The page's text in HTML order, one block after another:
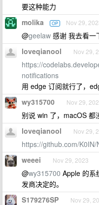
要这种能力
molika OP Nov 29,
@geelaw 感谢 我去看一
loveqianool Nov 29,
https://
notifications
用 edge 订阅就行了，
wy315700 Nov 29,
别说 win 了，macOS 都
loveqianool Nov 29,
https://github.com/K0IN/
weeei Nov 29, 2023
@wy315700 Apple 的系
发商决定的。
S179276SP Nov 29,